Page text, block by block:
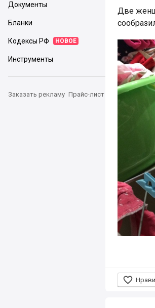
Документы
Бланки
Кодексы РФ НОВОЕ
Инструменты
Заказать рекламу Прайс-лист
Две
